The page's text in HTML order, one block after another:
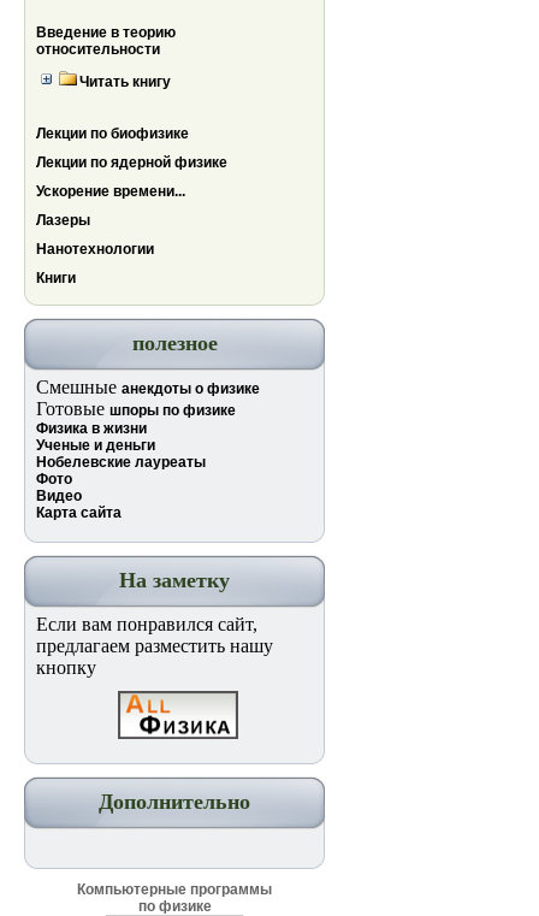
Введение в теорию
относительности
Читать книгу
Лекции по биофизике
Лекции по ядерной физике
Ускорение времени...
Лазеры
Нанотехнологии
Книги
полезное
Смешные анекдоты о физике
Готовые шпоры по физике
Физика в жизни
Ученые и деньги
Нобелевские лауреаты
Фото
Видео
Карта сайта
На заметку
Если вам понравился сайт,
предлагаем разместить нашу
кнопку
Дополнительно
Компьютерные программы
по физике